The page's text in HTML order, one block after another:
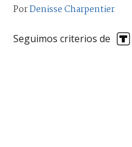
PorDenisse Charpentier
Seguimos criterios de